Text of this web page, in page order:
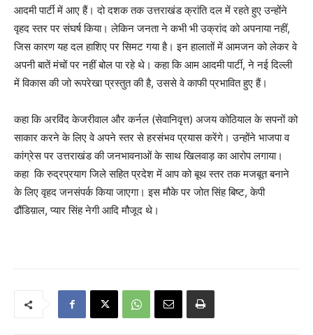
आदमी पार्टी में आए हैं। दो दशक तक उत्तराखंड क्रांति दल में रहते हुए उन्होंने
वृहद स्तर पर संघर्ष किया। लेकिन जनता ने कभी भी उक्रांद को अपनाया नहीं,
जिस कारण यह दल हाशिए पर सिमट गया है। इन हालातों में आमजन को लेकर वे
अपनी बातें मंचों पर नहीं बोल पा रहे थे। कहा कि आम आदमी पार्टी, ने नई दिल्ली
में विकास की जो रूपरेखा प्रस्तुत की है, उससे वे काफी प्रभावित हुए हैं।
कहा कि अरविंद केजरीवाल और कर्नल (सेवानिवृत्त) अजय कोठियाल के सपनों को
साकार करने के लिए वे अपने स्तर से हरसंभव प्रयास करेंगे। उन्होंने भाजपा व
कांग्रेस पर उत्तराखंड की जनभावनाओं के साथ खिलवाड़ का आरोप लगाया।
कहा कि रुद्रप्रयाग जिले सहित प्रदेश में आप को बूथ स्तर तक मजबूत बनाने
के लिए वृहद जनसंपर्क किया जाएगा। इस मौके पर जोत सिंह बिष्ट, केपी
ढौंडिय़ाल, प्यार सिंह नेगी आदि मौजूद थे।